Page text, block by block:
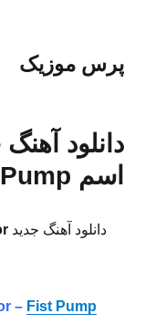
پرس موزیک
اسم Fist Pump
دانلود آهنگ جدید Aligator
– Fist Pump